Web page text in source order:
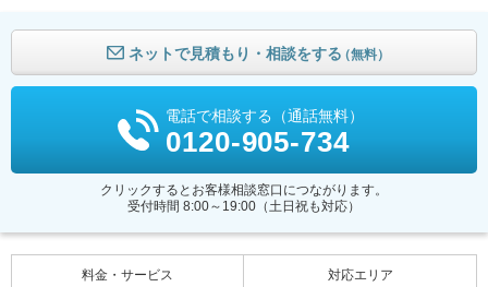
ネットで見積もり・相談をする（無料）
電話で相談する（通話無料）
0120-905-734
クリックするとお客様相談窓口につながります。
受付時間 8:00～19:00（土日祝も対応）
料金・サービス 対応エリア